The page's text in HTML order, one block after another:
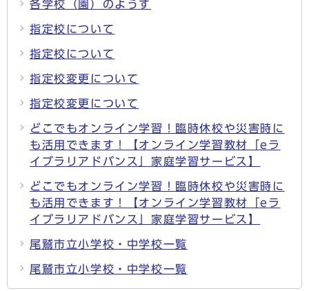
各学校（園）のようす
指定校について
指定校について
指定校変更について
指定校変更について
どこでもオンライン学習！臨時休校や災害時に
も活用できます！【オンライン学習教材「eラ
イブラリアドバンス」家庭学習サービス】
どこでもオンライン学習！臨時休校や災害時に
も活用できます！【オンライン学習教材「eラ
イブラリアドバンス」家庭学習サービス】
尾鷲市立小学校・中学校一覧
尾鷲市立小学校・中学校一覧